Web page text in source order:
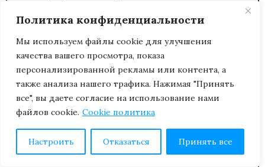
Политика конфиденциальности
Мы используем файлы cookie для улучшения
качества вашего просмотра, показа
персонализированной рекламы или контента, а
также анализа нашего трафика. Нажимая "Принять
все", вы даете согласие на использование нами
файлов cookie. Cookie политика
Настроить Отказаться Принять все
Техно-офис
Философия офиса
Корпоративный автопарк
Эко-офис
Эффективный офис
СТАТЬИ ЭКСПЕРТОВ